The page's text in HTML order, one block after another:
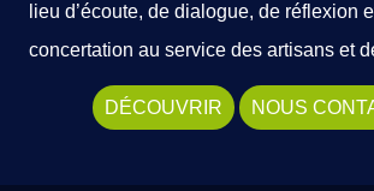
lieu d’écoute, de dialogue, de réflexion
concertation au service des artisans et
DÉCOUVRIR NOUS